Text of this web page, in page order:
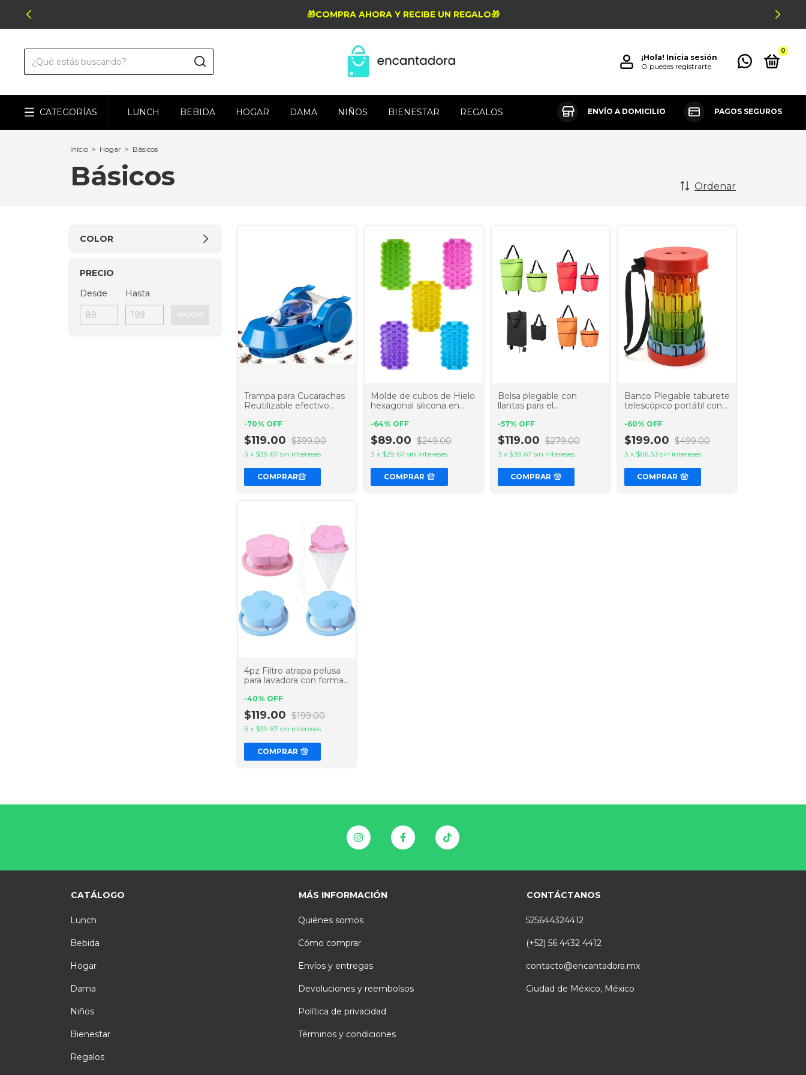
🎁COMPRA AHORA Y RECIBE UN REGALO🎁
¡Hola! Inicia sesión
O puedes registrarte
0
CATEGORÍAS LUNCH BEBIDA HOGAR DAMA NIÑOS BIENESTAR REGALOS ENVÍO A DOMICILIO PAGOS SEGUROS
Inicio > Hogar > Básicos
Básicos Ordenar
COLOR
PRECIO
Desde
Hasta
APLICAR
Trampa para Cucarachas
Reutilizable efectivo
-70% OFF
$119.00 $399.00
3 x $39.67 sin intereses
Molde de cubos de Hielo
hexagonal silicona en
-64% OFF
$89.00 $249.00
3 x $29.67 sin intereses
COMPRAR
Bolsa plegable con
llantas para el
-57% OFF
$119.00 $279.00
3 x $39.67 sin intereses
COMPRAR
Banco Plegable taburete
telescópico portátil con
4.0
-60% OFF
$199.00 $499.00
3 x $66.33 sin intereses
COMPRAR
4pz Filtro atrapa pelusa
para lavadora con forma
-40% OFF
$119.00 $199.00
3 x $39.67 sin intereses
COMPRAR
CATÁLOGO
Lunch
Bebida
Hogar
Dama
Niños
Bienestar
Regalos
MÁS INFORMACIÓN
Quiénes somos
Cómo comprar
Envíos y entregas
Devoluciones y reembolsos
Política de privacidad
Términos y condiciones
CONTÁCTANOS
525644324412
(+52) 56 4432 4412
contacto@encantadora.mx
Ciudad de México, México